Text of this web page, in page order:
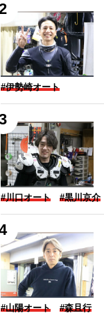
#伊勢崎オート
#川口オート #黒川京介
#山陽オート #森且行